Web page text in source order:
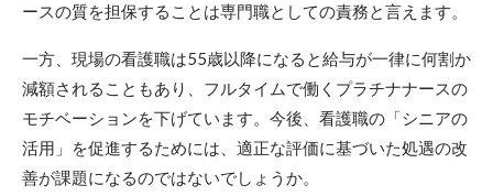
ースの質を担保することは専門職としての責務と言えます。
一方、現場の看護職は55歳以降になると給与が一律に何割か
減額されることもあり、フルタイムで働くプラチナナースの
モチベーションを下げています。今後、看護職の「シニアの
活用」を促進するためには、適正な評価に基づいた処遇の改
善が課題になるのではないでしょうか。